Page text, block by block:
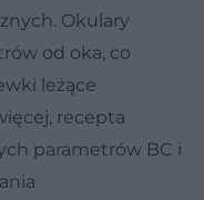
Okulary
od oka, co
leżące
recepta
parametrów BC i